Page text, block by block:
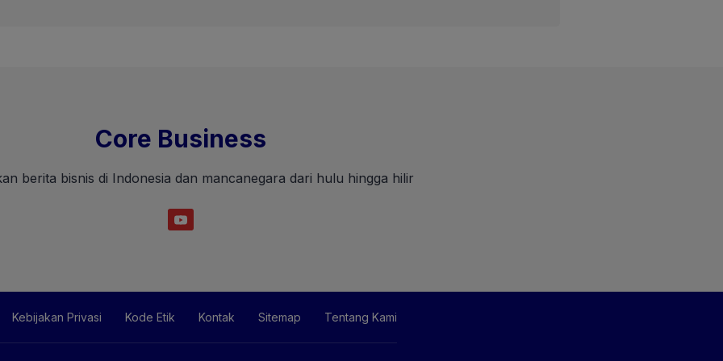
Core Business
berita bisnis di Indonesia dan mancanegara dari hulu hingga hilir
Kebijakan Privasi Kode Etik Kontak Sitemap Tentang Kami